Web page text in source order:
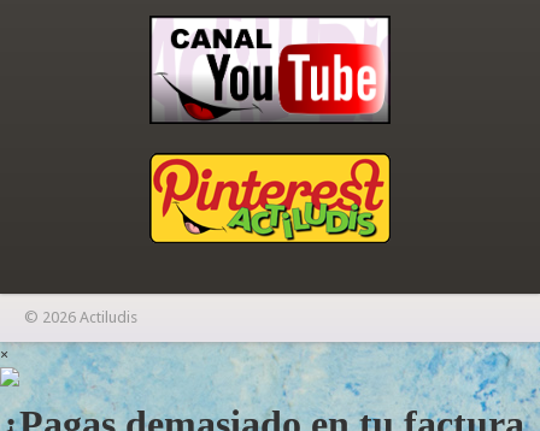
© 2026 Actiludis
×